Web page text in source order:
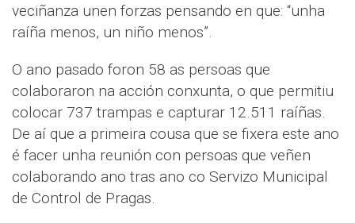
veciñanza unen forzas pensando en que: “unha
raíña menos, un niño menos”.
O ano pasado foron 58 as persoas que
colaboraron na acción conxunta, o que permitiu
colocar 737 trampas e capturar 12.511 raíñas.
De aí que a primeira cousa que se fixera este ano
é facer unha reunión con persoas que veñen
colaborando ano tras ano co Servizo Municipal
de Control de Pragas.